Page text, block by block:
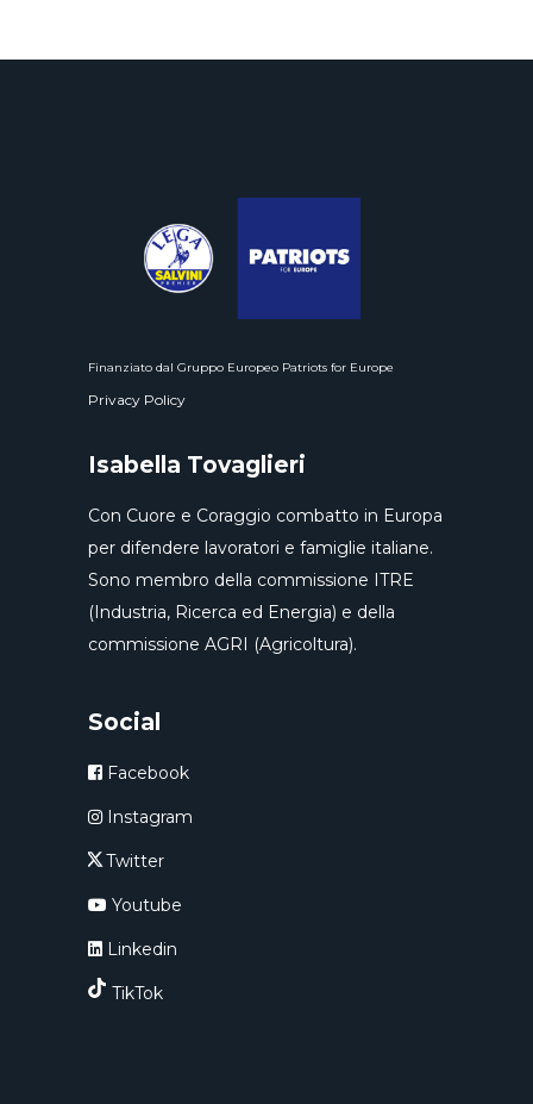
Finanziato dal Gruppo Europeo Patriots for Europe
Privacy Policy
Isabella Tovaglieri
Con Cuore e Coraggio combatto in Europa
per difendere lavoratori e famiglie italiane.
Sono membro della commissione ITRE
(Industria, Ricerca ed Energia) e della
commissione AGRI (Agricoltura).
Social
Facebook
Instagram
Twitter
Youtube
Linkedin
TikTok